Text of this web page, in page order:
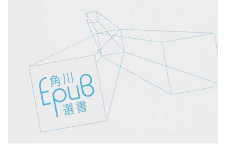
サイン入りドラム・スティックをプレゼントw
若くて美人なママと親友の淫らな行為内容を毎回聞
かされる「女神の加護を受けしママのサーガ」3巻 今
ガチで “ママ” ブーム来てるよな
ポケカ資産が100万円超えた男の子www
【高市動画】こういうオスガキってどうやったら産
まれるの？
中国のメスガキ、民度が終わりすぎてる